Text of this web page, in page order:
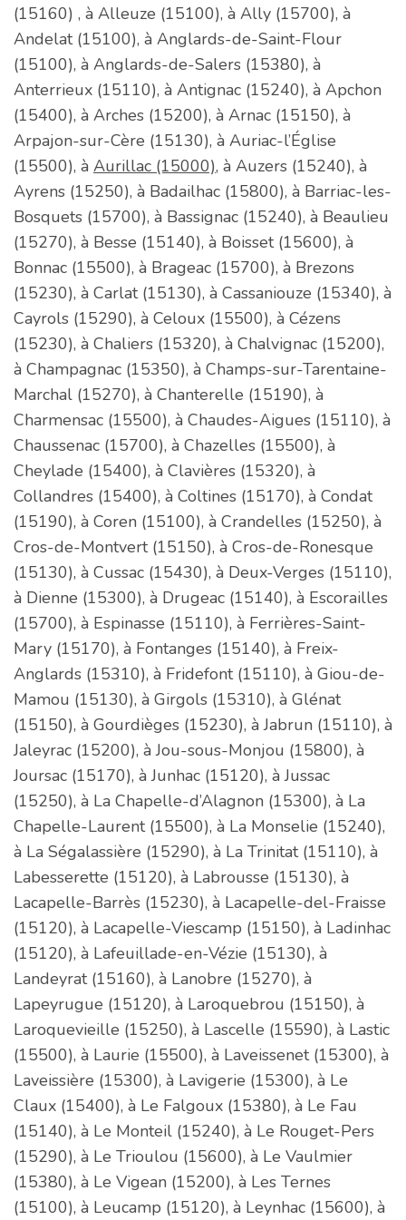
(15160) , à Alleuze (15100), à Ally (15700), à
Andelat (15100), à Anglards-de-Saint-Flour
(15100), à Anglards-de-Salers (15380), à
Anterrieux (15110), à Antignac (15240), à Apchon
(15400), à Arches (15200), à Arnac (15150), à
Arpajon-sur-Cère (15130), à Auriac-l’Église
(15500), à Aurillac (15000), à Auzers (15240), à
Ayrens (15250), à Badailhac (15800), à Barriac-les-
Bosquets (15700), à Bassignac (15240), à Beaulieu
(15270), à Besse (15140), à Boisset (15600), à
Bonnac (15500), à Brageac (15700), à Brezons
(15230), à Carlat (15130), à Cassaniouze (15340), à
Cayrols (15290), à Celoux (15500), à Cézens
(15230), à Chaliers (15320), à Chalvignac (15200),
à Champagnac (15350), à Champs-sur-Tarentaine-
Marchal (15270), à Chanterelle (15190), à
Charmensac (15500), à Chaudes-Aigues (15110), à
Chaussenac (15700), à Chazelles (15500), à
Cheylade (15400), à Clavières (15320), à
Collandres (15400), à Coltines (15170), à Condat
(15190), à Coren (15100), à Crandelles (15250), à
Cros-de-Montvert (15150), à Cros-de-Ronesque
(15130), à Cussac (15430), à Deux-Verges (15110),
à Dienne (15300), à Drugeac (15140), à Escorailles
(15700), à Espinasse (15110), à Ferrières-Saint-
Mary (15170), à Fontanges (15140), à Freix-
Anglards (15310), à Fridefont (15110), à Giou-de-
Mamou (15130), à Girgols (15310), à Glénat
(15150), à Gourdièges (15230), à Jabrun (15110), à
Jaleyrac (15200), à Jou-sous-Monjou (15800), à
Joursac (15170), à Junhac (15120), à Jussac
(15250), à La Chapelle-d’Alagnon (15300), à La
Chapelle-Laurent (15500), à La Monselie (15240),
à La Ségalassière (15290), à La Trinitat (15110), à
Labesserette (15120), à Labrousse (15130), à
Lacapelle-Barrès (15230), à Lacapelle-del-Fraisse
(15120), à Lacapelle-Viescamp (15150), à Ladinhac
(15120), à Lafeuillade-en-Vézie (15130), à
Landeyrat (15160), à Lanobre (15270), à
Lapeyrugue (15120), à Laroquebrou (15150), à
Laroquevieille (15250), à Lascelle (15590), à Lastic
(15500), à Laurie (15500), à Laveissenet (15300), à
Laveissière (15300), à Lavigerie (15300), à Le
Claux (15400), à Le Falgoux (15380), à Le Fau
(15140), à Le Monteil (15240), à Le Rouget-Pers
(15290), à Le Trioulou (15600), à Le Vaulmier
(15380), à Le Vigean (15200), à Les Ternes
(15100), à Leucamp (15120), à Leynhac (15600), à